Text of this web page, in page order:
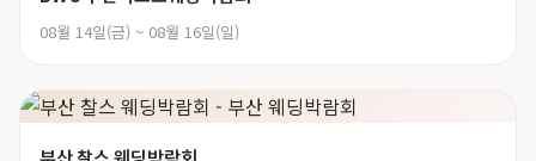
08월 14일(금) ~ 08월 16일(일)